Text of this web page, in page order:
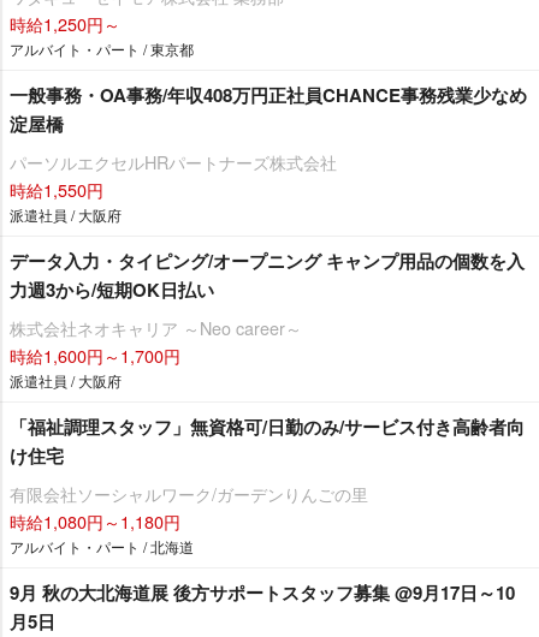
時給1,250円～
アルバイト・パート / 東京都
一般事務・OA事務/年収408万円正社員CHANCE事務残業少なめ
淀屋橋
パーソルエクセルHRパートナーズ株式会社
時給1,550円
派遣社員 / 大阪府
データ入力・タイピング/オープニング キャンプ用品の個数を入
力週3から/短期OK日払い
株式会社ネオキャリア ～Neo career～
時給1,600円～1,700円
派遣社員 / 大阪府
「福祉調理スタッフ」無資格可/日勤のみ/サービス付き高齢者向
け住宅
有限会社ソーシャルワーク/ガーデンりんごの里
時給1,080円～1,180円
アルバイト・パート / 北海道
9月 秋の大北海道展 後方サポートスタッフ募集 @9月17日～10
月5日